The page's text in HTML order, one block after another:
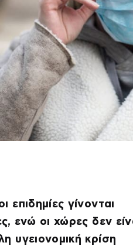
επιδημίες γίνονται
ενώ οι χώρες δεν
υγειονομική κρίση